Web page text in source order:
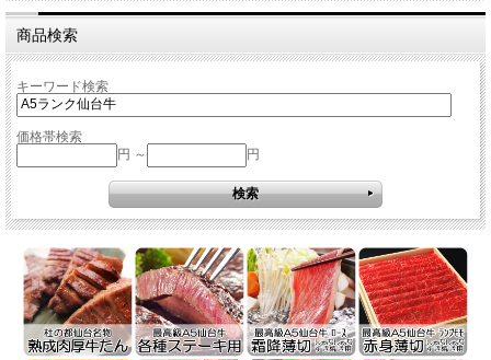
商品検索
キーワード検索
価格帯検索
円 ～
円